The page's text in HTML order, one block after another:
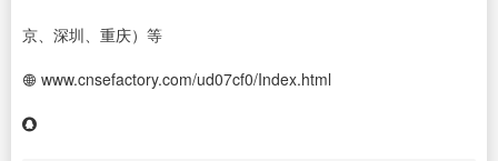
京、深圳、重庆）等
www.cnsefactory.com/ud07cf0/Index.html